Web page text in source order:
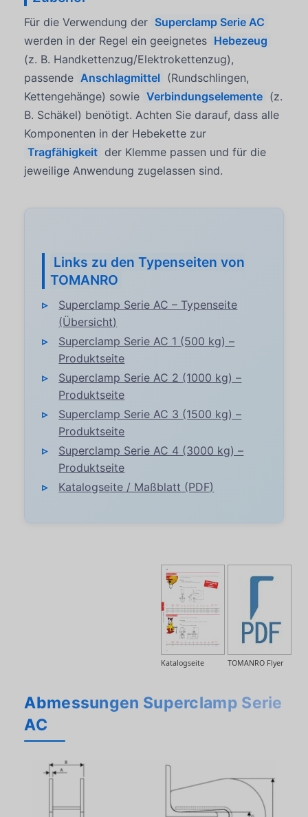
Für die Verwendung der Superclamp Serie AC
werden in der Regel ein geeignetes Hebezeug
(z. B. Handkettenzug/Elektrokettenzug),
passende Anschlagmittel (Rundschlingen,
Kettengehänge) sowie Verbindungselemente (z.
B. Schäkel) benötigt. Achten Sie darauf, dass alle
Komponenten in der Hebekette zur
Tragfähigkeit der Klemme passen und für die
jeweilige Anwendung zugelassen sind.
Links zu den Typenseiten von
TOMANRO
Superclamp Serie AC – Typenseite
(Übersicht)
Superclamp Serie AC 1 (500 kg) –
Produktseite
Superclamp Serie AC 2 (1000 kg) –
Produktseite
Superclamp Serie AC 3 (1500 kg) –
Produktseite
Superclamp Serie AC 4 (3000 kg) –
Produktseite
Katalogseite / Maßblatt (PDF)
TOMANRO Flyer
Katalogseite
Abmessungen Superclamp Serie
AC